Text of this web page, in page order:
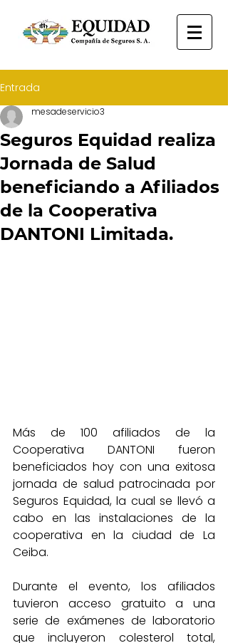
Entrada
Seguros Equidad realiza
Jornada de Salud
beneficiando a Afiliados
de la Cooperativa
DANTONI Limitada.
mesadeservicio3
Más de 100 afiliados de la
Cooperativa DANTONI fueron
beneficiados hoy con una exitosa
jornada de salud patrocinada por
Seguros Equidad, la cual se llevó a
cabo en las instalaciones de la
cooperativa en la ciudad de La
Ceiba.
Durante el evento, los afiliados
tuvieron acceso gratuito a una
serie de exámenes de laboratorio
que incluyeron colesterol total,